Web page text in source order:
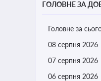
ГОЛОВНЕ ЗА
Головне за
08 серпня 2026
07 серпня 2026
06 серпня 2026